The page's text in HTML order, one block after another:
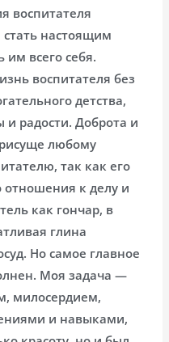
воспитателя
настоящим
им всего себя.
воспитателя без
детства,
и радости. Доброта и
любому
так как его
отношения к делу и
как гончар, в
глина
Но самое главное
Моя задача —
милосердием,
и навыками,